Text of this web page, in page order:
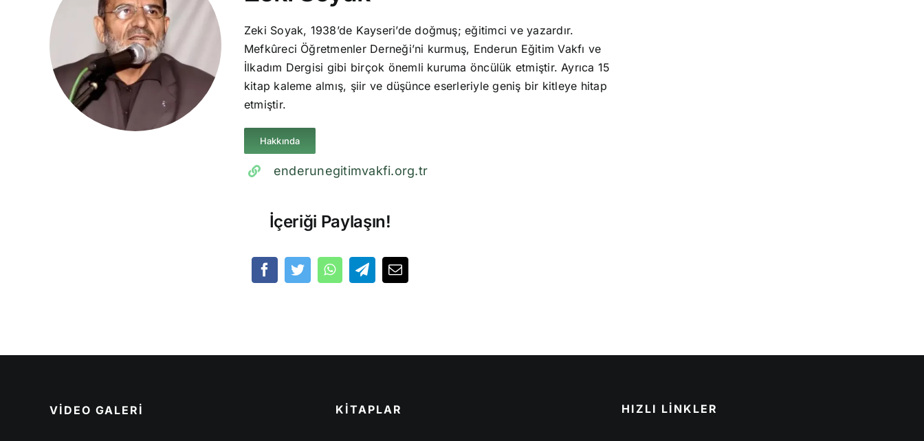
Zeki Soyak, 1938’de Kayseri’de doğmuş; eğitimci ve yazardır.
Mefkûreci Öğretmenler Derneği’ni kurmuş, Enderun Eğitim Vakfı ve
İlkadım Dergisi gibi birçok önemli kuruma öncülük etmiştir. Ayrıca 15
kitap kaleme almış, şiir ve düşünce eserleriyle geniş bir kitleye hitap
etmiştir.
Hakkında
enderunegitimvakfi.org.tr
İçeriği Paylaşın!
VİDEO GALERİ KİTAPLAR HIZLI LİNKLER